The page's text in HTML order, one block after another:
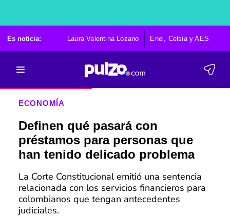
Es noticia: Laura Valentina Lozano Enel, Celsia y AES
ECONOMÍA
Definen qué pasará con
préstamos para personas que
han tenido delicado problema
La Corte Constitucional emitió una sentencia
relacionada con los servicios financieros para
colombianos que tengan antecedentes
judiciales.